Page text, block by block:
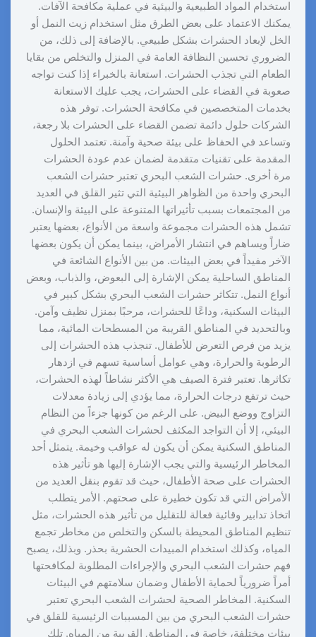
استخدام المواد الطبيعية والبيئية في عملية مكافحة الآفات.
يمكنك الاعتماد على بعض الطرق مثل استخدام زيت النمل أو
الخل لإبعاد الحشرات بشكل طبيعي. بالإضافة إلى ذلك، من
الضروري تحسين النظافة العامة في المنزل والتخلص من بقايا
الطعام التي تجذب الحشرات. استعانة بالخبراء إذا كنت تواجه
صعوبة في القضاء على الحشرات، يجب عليك الاستعانة
بخدمات المتخصصين في مكافحة الحشرات. توفر هذه
الشركات حلول دائمة تضمن القضاء على الحشرات بلا رجعة،
وتساعد في الحفاظ على بيئة صحية وآمنة. تعتمد الحلول
المقدمة على تقنيات متقدمة لضمان عدم عودة الحشرات
مرة أخرى. حشرات الشعب البحري تعتبر حشرات الشعب
البحري واحدة من الظواهر البيئية التي تثير القلق في العديد
من المجتمعات بسبب تأثيراتها المتنوعة على البيئة والإنسان.
تشمل هذه الحشرات مجموعة واسعة من الأنواع، بعضها يعتبر
ضاراً ويساهم في انتشار الأمراض، بينما يمكن أن يكون بعضها
الآخر مفيداً في بعض البيئات. من بين الأنواع الشائعة في
المناطق الساحلية يمكن الإشارة إلى البعوض، والذباب، وبعض
أنواع النمل. تتكاثر حشرات الشعب البحري بشكل كبير في
البيئات السكنية، وداعًا للحشرات، مرحبًا بمنزل نظيف وآمن.
وبالتحديد في المناطق القريبة من المسطحات المائية، مما
يزيد من فرص التعرض للأطفال. تنجذب هذه الحشرات إلى
الرطوبة والحرارة، وهي عوامل أساسية تسهم في ازدهار
تكاثرها. تعتبر فترة الصيف هي الأكثر نشاطاً لهذه الحشرات،
حيث ترتفع درجات الحرارة، مما يؤدي إلى زيادة معدلات
التزاوج ووضع البيض. على الرغم من كونها جزءاً من النظام
البيئي، إلا أن التواجد المكثف لحشرات الشعب البحري في
المناطق السكنية يمكن أن يكون له عواقب وخيمة. يتمثل أحد
المخاطر الرئيسية والتي يجب الإشارة إليها هو تأثير هذه
الحشرات على صحة الأطفال، حيث قد تقوم بنقل العديد من
الأمراض التي قد تكون خطيرة على صحتهم. الأمر يتطلب
اتخاذ تدابير وقائية فعالة للتقليل من تأثير هذه الحشرات، مثل
تنظيم المناطق المحيطة بالسكن والتخلص من مخاطر تجمع
المياه، وكذلك استخدام المبيدات الحشرية بحذر. وبذلك، يصبح
فهم حشرات الشعب البحري والإجراءات المطلوبة لمكافحتها
أمراً ضرورياً لحماية الأطفال وضمان سلامتهم في البيئات
السكنية. المخاطر الصحية لحشرات الشعب البحري تعتبر
حشرات الشعب البحري من بين المسببات الرئيسية للقلق في
بيئات مختلفة، خاصة في المناطق القريبة من المياه. تلك